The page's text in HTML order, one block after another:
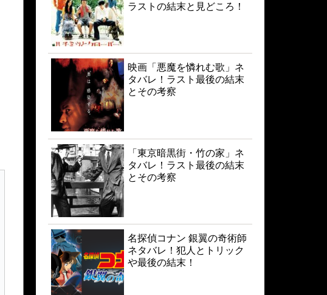
ラストの結末と見どころ！
映画「悪魔を憐れむ歌」ネ
タバレ！ラスト最後の結末
とその考察
「東京暗黒街・竹の家」ネ
タバレ！ラスト最後の結末
とその考察
名探偵コナン 銀翼の奇術師
ネタバレ！犯人とトリック
や最後の結末！